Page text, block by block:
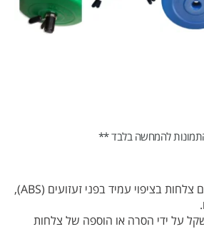
להמחשה בלבד **
סט משקולות יד איכותי עם צלחות בציפוי עמיד בפני זעזועים (ABS),
על ידי הסרה או הוספה של צלחות